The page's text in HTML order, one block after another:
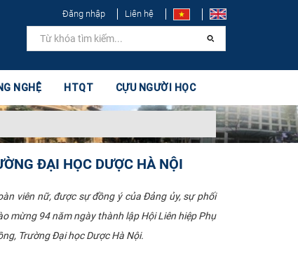
Đăng nhập Liên hệ
NGHỆ HTQT CỰU NGƯỜI HỌC
ĐẠI HỌC DƯỢC HÀ NỘI
viên nữ, được sự đồng ý của Đảng ủy, sự phối
mừng 94 năm ngày thành lập Hội Liên hiệp Phụ
Trường Đại học Dược Hà Nội.